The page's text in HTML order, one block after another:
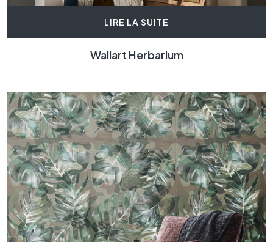
LIRE LA SUITE
Wallart Herbarium